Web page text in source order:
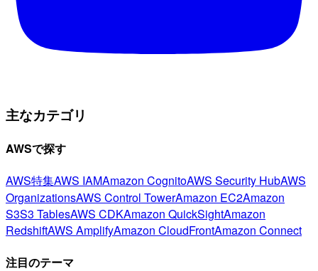
主なカテゴリ
AWSで探す
AWS特集AWS IAMAmazon CognitoAWS Security HubAWS
OrganizationsAWS Control TowerAmazon EC2Amazon
S3S3 TablesAWS CDKAmazon QuickSightAmazon
RedshiftAWS AmplifyAmazon CloudFrontAmazon Connect
注目のテーマ